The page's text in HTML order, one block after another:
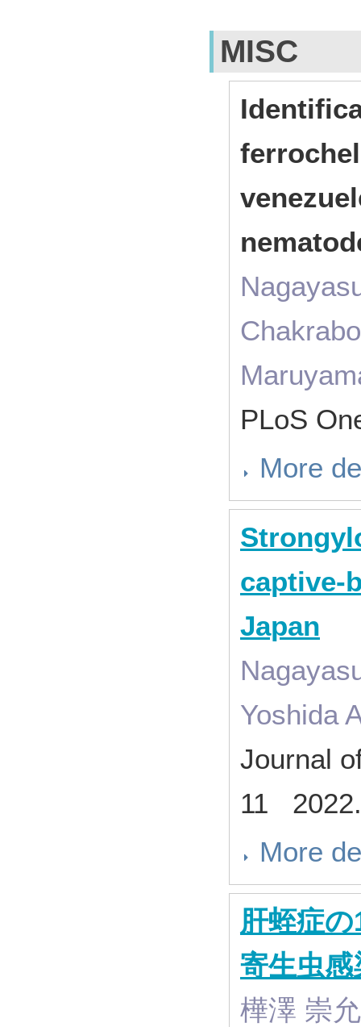
MISC
PLoS
More
captive-
Japan
Yoshida
Journal
11
More
肝蛭症
寄生虫感
樺澤 崇